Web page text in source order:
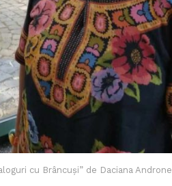
cu Brâncuși” de Daciana Androne